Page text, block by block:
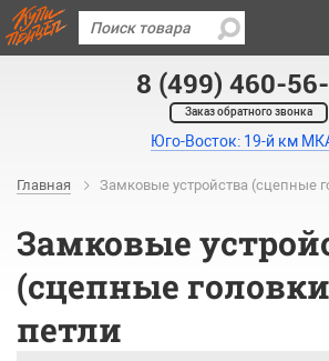
8 (499) 460-
Заказ обратного звонка
Юго-Восток: 19-й км
Главная Замковые устройства (сцепные
Замковые
(сцепные
петли